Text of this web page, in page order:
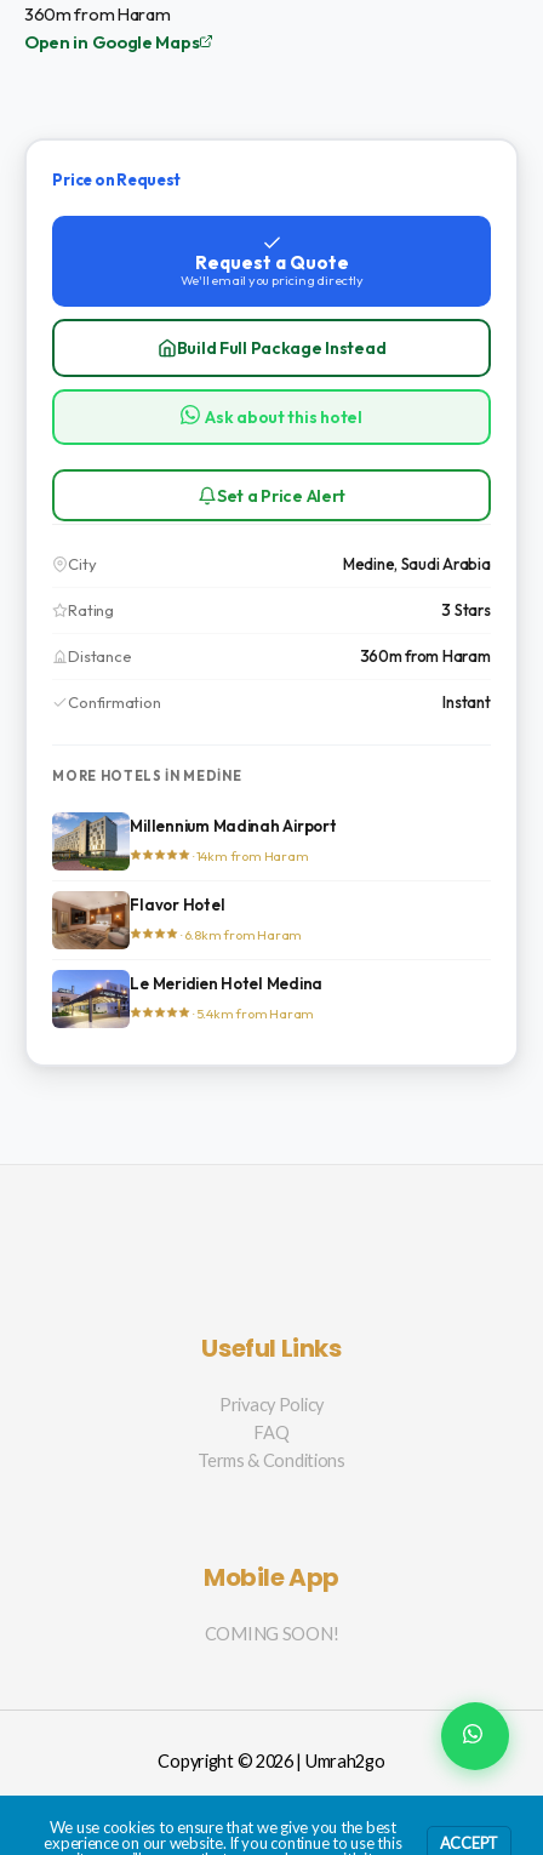
360m from Haram
Open in Google Maps
Price on Request
Request a Quote
We'll email you pricing directly
Build Full Package Instead
Ask about this hotel
Set a Price Alert
City Medine, Saudi Arabia
Rating 3 Stars
Distance 360m from Haram
Confirmation Instant
MORE HOTELS IN MEDINE
Millennium Madinah Airport
· 14km from Haram
Flavor Hotel
· 6.8km from Haram
Le Meridien Hotel Medina
· 5.4km from Haram
Useful Links
Privacy Policy
FAQ
Terms & Conditions
Mobile App
COMING SOON!
Copyright © 2026 | Umrah2go
We use cookies to ensure that we give you the best
experience on our website. If you continue to use this
ACCEPT